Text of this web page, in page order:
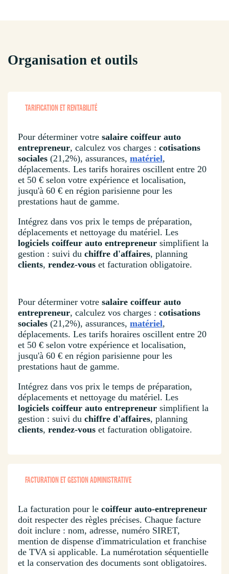
Organisation et outils
TARIFICATION ET RENTABILITÉ
Pour déterminer votre salaire coiffeur auto
entrepreneur, calculez vos charges : cotisations
sociales (21,2%), assurances, matériel,
déplacements. Les tarifs horaires oscillent entre 20
et 50 € selon votre expérience et localisation,
jusqu'à 60 € en région parisienne pour les
prestations haut de gamme.
Intégrez dans vos prix le temps de préparation,
déplacements et nettoyage du matériel. Les
logiciels coiffeur auto entrepreneur simplifient la
gestion : suivi du chiffre d'affaires, planning
clients, rendez-vous et facturation obligatoire.
Pour déterminer votre salaire coiffeur auto
entrepreneur, calculez vos charges : cotisations
sociales (21,2%), assurances, matériel,
déplacements. Les tarifs horaires oscillent entre 20
et 50 € selon votre expérience et localisation,
jusqu'à 60 € en région parisienne pour les
prestations haut de gamme.
Intégrez dans vos prix le temps de préparation,
déplacements et nettoyage du matériel. Les
logiciels coiffeur auto entrepreneur simplifient la
gestion : suivi du chiffre d'affaires, planning
clients, rendez-vous et facturation obligatoire.
FACTURATION ET GESTION ADMINISTRATIVE
La facturation pour le coiffeur auto-entrepreneur
doit respecter des règles précises. Chaque facture
doit inclure : nom, adresse, numéro SIRET,
mention de dispense d'immatriculation et franchise
de TVA si applicable. La numérotation séquentielle
et la conservation des documents sont obligatoires.